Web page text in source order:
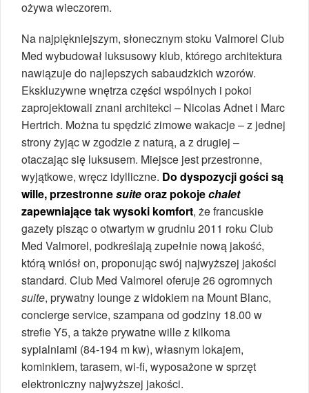
ożywa wieczorem.
Na najpiękniejszym, słonecznym stoku Valmorel Club
Med wybudował luksusowy klub, którego architektura
nawiązuje do najlepszych sabaudzkich wzorów.
Ekskluzywne wnętrza części wspólnych i pokoi
zaprojektowali znani architekci – Nicolas Adnet i Marc
Hertrich. Można tu spędzić zimowe wakacje – z jednej
strony żyjąc w zgodzie z naturą, a z drugiej –
otaczając się luksusem. Miejsce jest przestronne,
wyjątkowe, wręcz idylliczne. Do dyspozycji gości są
wille, przestronnesuiteoraz pokojechalet
zapewniające tak wysoki komfort, że francuskie
gazety pisząc o otwartym w grudniu 2011 roku Club
Med Valmorel, podkreślają zupełnie nową jakość,
którą wniósł on, proponując swój najwyższej jakości
standard. Club Med Valmorel oferuje 26 ogromnych
suite, prywatny lounge z widokiem na Mount Blanc,
concierge service, szampana od godziny 18.00 w
strefie Y5, a także prywatne wille z kilkoma
sypialniami (84-194 m kw), własnym lokajem,
kominkiem, tarasem, wi-fi, wyposażone w sprzęt
elektroniczny najwyższej jakości.